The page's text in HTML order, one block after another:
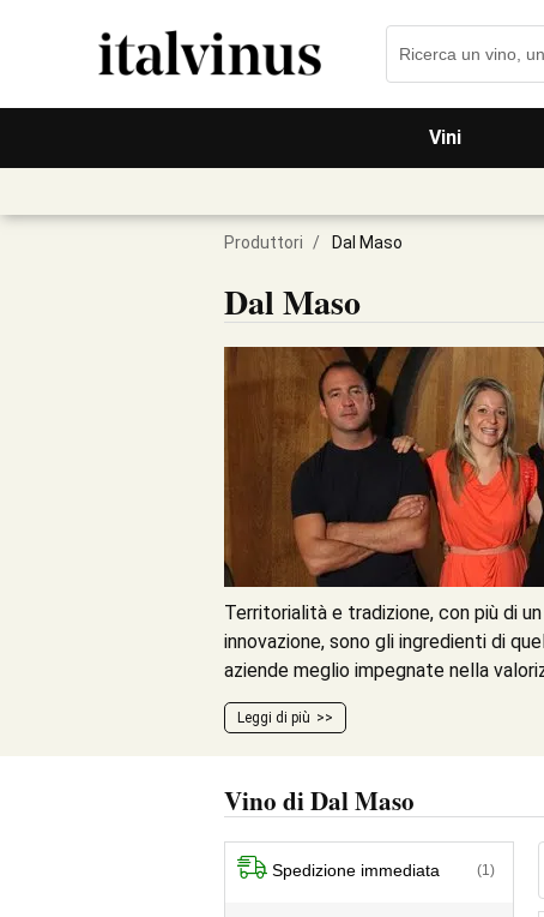
Vini
Produttori / Dal Maso
Dal Maso
Territorialità e tradizione, con più di
innovazione, sono gli ingredienti di
aziende meglio impegnate nella
Leggi di più
Vino di Dal Maso
Spedizione immediata (1)